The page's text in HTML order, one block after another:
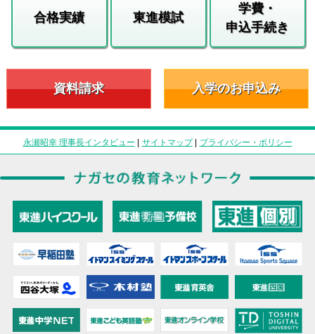
合格実績 東進模試
学費・
申込手続き
資料請求 入学のお申込み
永瀬昭幸 理事長インタビュー | サイトマップ| プライバシー・ポリシー